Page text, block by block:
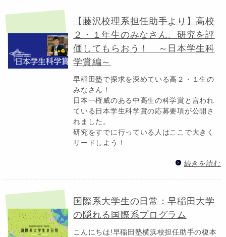
【藤沢校理系担任助手より】高校
２・１年生のみなさん、研究を評
価してもらおう！ ～日本学生科
学賞編～
早稲田塾で探求を深めている高２・１生の
みなさん！
日本一権威のある中高生の科学賞と言われ
ている日本学生科学賞の応募要項が公開さ
れました。
研究をすでに行っている人はここで大きく
リードしよう！
続きを読む
国際系大学生の日常：早稲田大学
の隠れる国際系プログラム
こんにちは!早稲田塾横浜校担任助手の榎本